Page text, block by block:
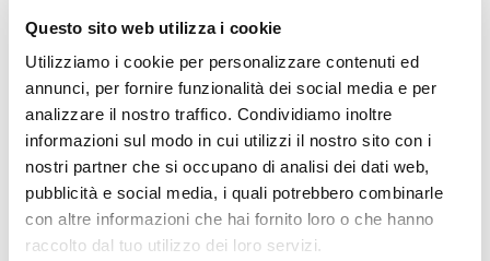
Questo sito web utilizza i cookie
Utilizziamo i cookie per personalizzare contenuti ed
annunci, per fornire funzionalità dei social media e per
analizzare il nostro traffico. Condividiamo inoltre
informazioni sul modo in cui utilizzi il nostro sito con i
nostri partner che si occupano di analisi dei dati web,
pubblicità e social media, i quali potrebbero combinarle
con altre informazioni che hai fornito loro o che hanno
raccolto dal tuo utilizzo dei loro servizi.
Precision (%) : ± 0,9
Tips : 425-000958 / 940 / 968 / 944
Pack (u.) : 1
Pipette completamente autoclavabili a 121 °C per 20 minuti
contaminazione. L'unica manutenzione richiesta è la
rimozione del pistone rimovibile e il lavaggio con acqua
micropipette sono testate singolarmente e vengono fornite
con un certificato di controllo qualità che ne garantisce
Calibrate individualmente secondo la norma EN ISO
Vedi di più
Documentazione tecnica
TDS / Scheda tecnica
Registrati per i download
COA
Registrati per i download